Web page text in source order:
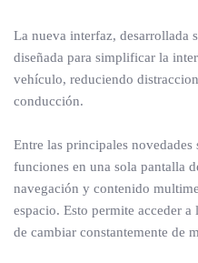
La nueva interfaz, desarrollada
diseñada para simplificar la
vehículo, reduciendo
conducción.
Entre las principales
funciones en una sola pantalla
navegación y contenido
espacio. Esto permite acceder
de cambiar constantemente de